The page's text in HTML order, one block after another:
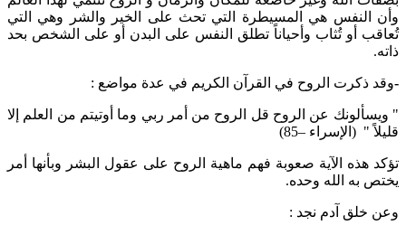
وأن النفس هي المسيطرة التي تحث على الخير والشر وهي التي
تُعاقب أو تُثاب وأحياناً تطلق النفس على البدن أو على الشخص بحد
ذاته.
-وقد ذكرت الروح في القرآن الكريم في عدة مواضع :
" ويسألونك عن الروح قل الروح من أمر ربي وما أوتيتم من العلم إلا
قليلاً " (الإسراء –85)
تؤكد هذه الآية صعوبة فهم ماهية الروح على عقول البشر وبأنها أمر
يختص به الله وحده.
وعن خلق آدم نجد :